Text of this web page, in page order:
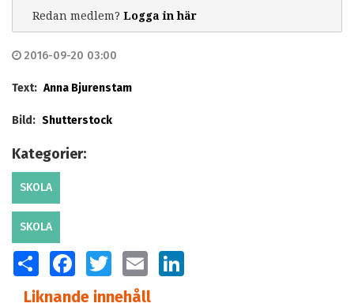
Redan medlem? Logga in här
2016-09-20 03:00
Text: Anna Bjurenstam
Bild: Shutterstock
Kategorier:
SKOLA
SKOLA
SHARE FACEBOOKTWITTER EMAIL
Liknande innehåll